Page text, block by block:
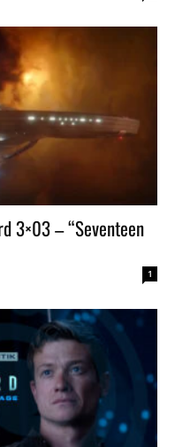
3×03 – “Seventeen
1